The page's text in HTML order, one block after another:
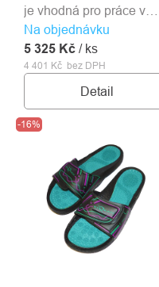
Na objednávku
4 401 Kč bez DPH
5 325 Kč / ks
Detail
je vhodná pro práce v
lese a práce s motorovou
pilou.
-16%